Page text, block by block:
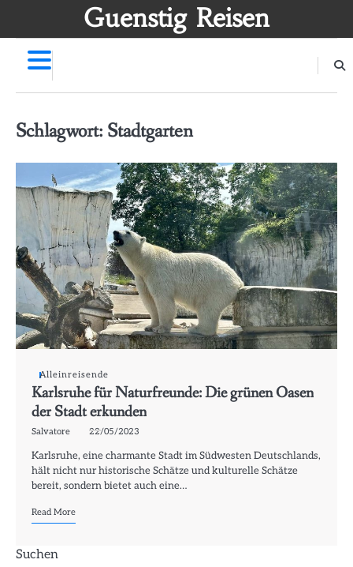
Guenstig Reisen
Schlagwort: Stadtgarten
Alleinreisende
Karlsruhe für Naturfreunde: Die grünen Oasen
der Stadt erkunden
Salvatore 22/05/2023
Karlsruhe, eine charmante Stadt im Südwesten Deutschlands,
hält nicht nur historische Schätze und kulturelle Schätze
bereit, sondern bietet auch eine…
Read More
Suchen